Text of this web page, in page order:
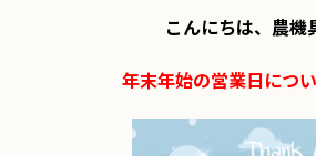
こんにちは、農機
年末年始の営業日につ